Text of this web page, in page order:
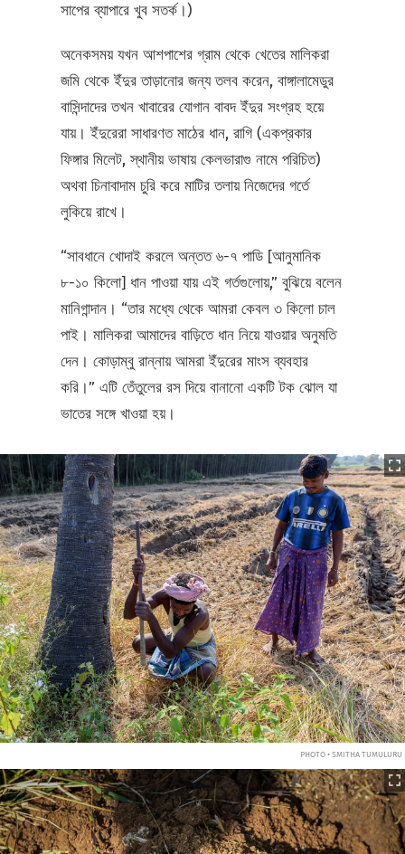
সাপের ব্যাপারে খুব সতর্ক।)
অনেকসময় যখন আশপাশের গ্রাম থেকে খেতের মালিকরা
জমি থেকে ইঁদুর তাড়ানোর জন্য তলব করেন, বাঙ্গালামেডুর
বাসিন্দাদের তখন খাবারের যোগান বাবদ ইঁদুর সংগ্রহ হয়ে
যায়। ইঁদুরেরা সাধারণত মাঠের ধান, রাগি (একপ্রকার
ফিঙ্গার মিলেট, স্থানীয় ভাষায় কেলভারাগু নামে পরিচিত)
অথবা চিনাবাদাম চুরি করে মাটির তলায় নিজেদের গর্তে
লুকিয়ে রাখে।
“সাবধানে খোদাই করলে অন্তত ৬-৭ পাডি [আনুমানিক
৮-১০ কিলো] ধান পাওয়া যায় এই গর্তগুলোয়,” বুঝিয়ে বলেন
মানিগান্দান। “তার মধ্যে থেকে আমরা কেবল ৩ কিলো চাল
পাই। মালিকরা আমাদের বাড়িতে ধান নিয়ে যাওয়ার অনুমতি
দেন। কোড়াম্বু রান্নায় আমরা ইঁদুরের মাংস ব্যবহার
করি।” এটি তেঁতুলের রস দিয়ে বানানো একটি টক ঝোল যা
ভাতের সঙ্গে খাওয়া হয়।
PHOTO • SMITHA TUMULURU